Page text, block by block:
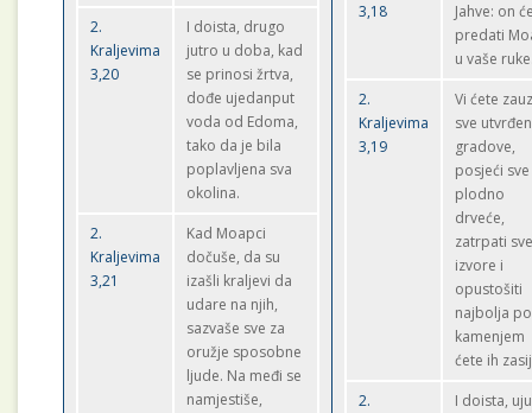
2.
Kraljevima
3,20
I doista, drugo
jutro u doba, kad
se prinosi žrtva,
dođe ujedanput
voda od Edoma,
tako da je bila
poplavljena sva
okolina.
2.
Kraljevima
3,21
Kad Moapci
dočuše, da su
izašli kraljevi da
udare na njih,
sazvaše sve za
oružje sposobne
ljude. Na međi se
namjestiše,
3,18
Jahve: on
predati
u vaše
2.
Kraljevima
3,19
Vi ćete
sve
gradove,
posjeći sve
plodno
drveće,
zatrpati
izvore i
opustošiti
najbolja
kamenjem
ćete ih
2.
I doista,